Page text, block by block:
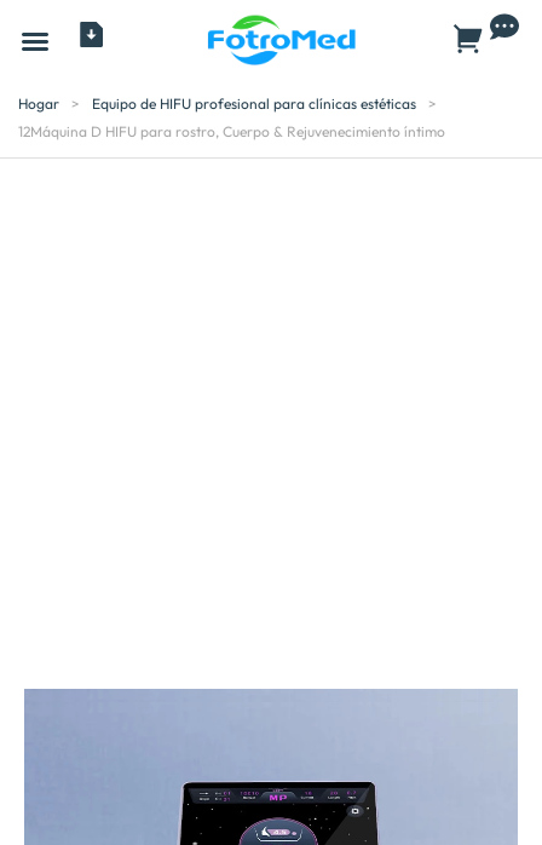
Hogar > Equipo de HIFU profesional para clínicas estéticas
>
12Máquina D HIFU para rostro, Cuerpo & Rejuvenecimiento íntimo